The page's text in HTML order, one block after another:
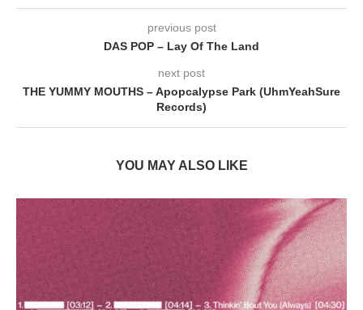
previous post
DAS POP – Lay Of The Land
next post
THE YUMMY MOUTHS – Apopcalypse Park (UhmYeahSure
Records)
YOU MAY ALSO LIKE